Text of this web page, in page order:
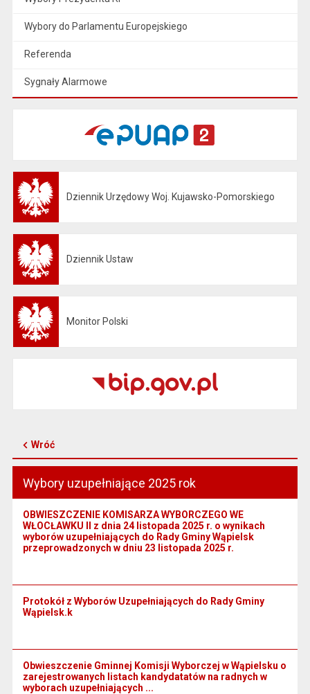
Wybory do Parlamentu Europejskiego
Referenda
Sygnały Alarmowe
Dziennik Urzędowy Woj. Kujawsko-Pomorskiego
Dziennik Ustaw
Monitor Polski
Wróć
Wybory uzupełniające 2025 rok
OBWIESZCZENIE KOMISARZA WYBORCZEGO WE
WŁOCŁAWKU II z dnia 24 listopada 2025 r. o wynikach
wyborów uzupełniających do Rady Gminy Wąpielsk
przeprowadzonych w dniu 23 listopada 2025 r.
Protokół z Wyborów Uzupełniających do Rady Gminy
Wąpielsk.k
Obwieszczenie Gminnej Komisji Wyborczej w Wąpielsku o
zarejestrowanych listach kandydatatów na radnych w
wyborach uzupełniających ...